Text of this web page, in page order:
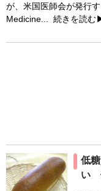
が、米国医師会が発行
Medicine... 続きを読
低
い